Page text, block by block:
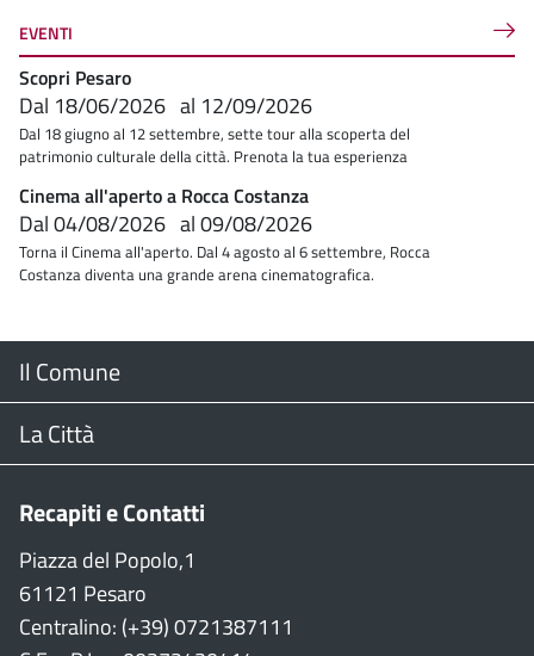
EVENTI
Scopri Pesaro
Dal 18/06/2026 al 12/09/2026
Dal 18 giugno al 12 settembre, sette tour alla scoperta del
patrimonio culturale della città. Prenota la tua esperienza
Cinema all'aperto a Rocca Costanza
Dal04/08/2026 al09/08/2026
Torna il Cinema all'aperto. Dal 4 agosto al 6 settembre, Rocca
Costanza diventa una grande arena cinematografica.
Menu
Footer
Il Comune
Il Sindaco
Consiglio Comunale
CON
La Città
Stradario
WiFi
Recapiti e Contatti
Piazza del Popolo,1
61121 Pesaro
Centralino: (+39) 0721387111